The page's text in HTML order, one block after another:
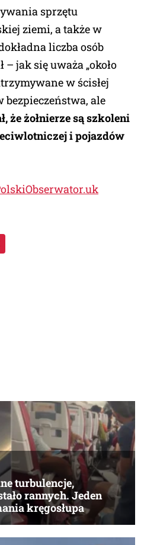
sprzętu
ziemi, a także w
liczba osób
jak się uważa „około
w ścisłej
bezpieczeństwa, ale
że żołnierze są szkoleni
i pojazdów